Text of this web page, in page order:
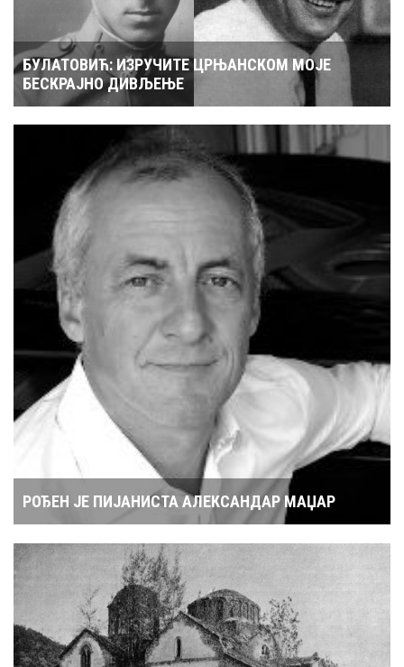
БУЛАТОВИЋ: ИЗРУЧИТЕ ЦРЊАНСКОМ МОЈЕ
БЕСКРАЈНО ДИВЉЕЊЕ
РОЂЕН ЈЕ ПИЈАНИСТА АЛЕКСАНДАР МАЏАР